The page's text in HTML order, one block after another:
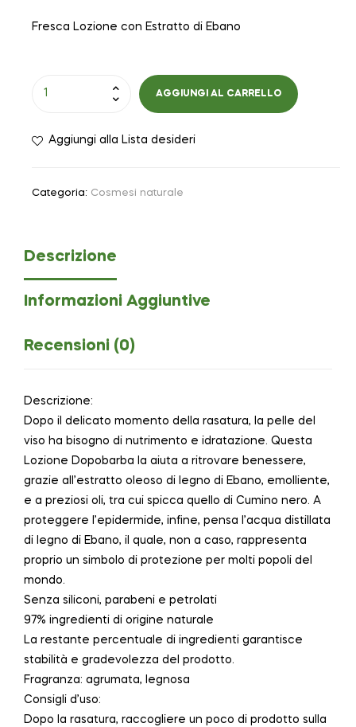
Fresca Lozione con Estratto di Ebano
AGGIUNGI AL CARRELLO
Aggiungi alla Lista desideri
Categoria: Cosmesi naturale
Descrizione
Informazioni Aggiuntive
Recensioni (0)
Descrizione:
Dopo il delicato momento della rasatura, la pelle del
viso ha bisogno di nutrimento e idratazione. Questa
Lozione Dopobarba la aiuta a ritrovare benessere,
grazie all’estratto oleoso di legno di Ebano, emolliente,
e a preziosi oli, tra cui spicca quello di Cumino nero. A
proteggere l’epidermide, infine, pensa l’acqua distillata
di legno di Ebano, il quale, non a caso, rappresenta
proprio un simbolo di protezione per molti popoli del
mondo.
Senza siliconi, parabeni e petrolati
97% ingredienti di origine naturale
La restante percentuale di ingredienti garantisce
stabilità e gradevolezza del prodotto.
Fragranza: agrumata, legnosa
Consigli d’uso:
Dopo la rasatura, raccogliere un poco di prodotto sulla